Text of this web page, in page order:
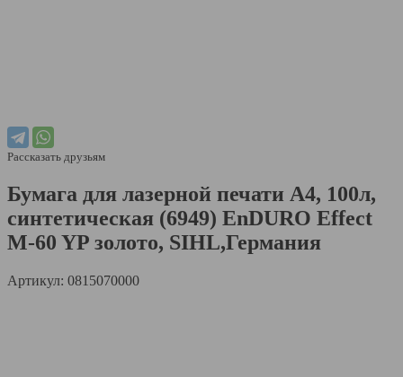
Рассказать друзьям
Бумага для лазерной печати A4, 100л,
синтетическая (6949) EnDURO Effect
M-60 YP золото, SIHL,Германия
Артикул: 0815070000